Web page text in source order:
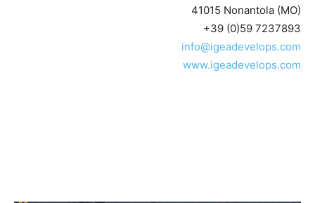
41015 Nonantola (MO)
+39 (0)59 7237893
info@igeadevelops.com
www.igeadevelops.com